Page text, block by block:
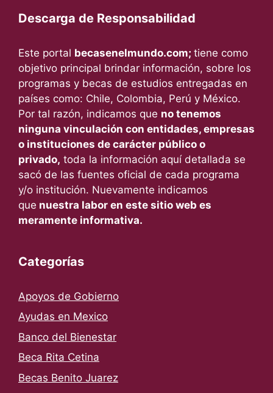
Descarga de Responsabilidad
Este portal becasenelmundo.com; tiene como
objetivo principal brindar información, sobre los
programas y becas de estudios entregadas en
países como: Chile, Colombia, Perú y México.
Por tal razón, indicamos que no tenemos
ninguna vinculación con entidades, empresas
o instituciones de carácter público o
privado, toda la información aquí detallada se
sacó de las fuentes oficial de cada programa
y/o institución. Nuevamente indicamos
que nuestra labor en este sitio web es
meramente informativa.
Categorías
Apoyos de Gobierno
Ayudas en Mexico
Banco del Bienestar
Beca Rita Cetina
Becas Benito Juarez